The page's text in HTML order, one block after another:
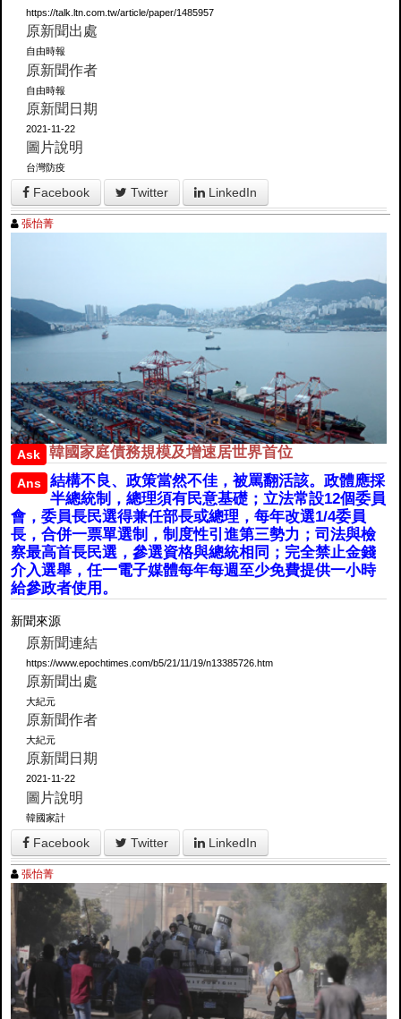
https://talk.ltn.com.tw/article/paper/1485957
原新聞出處
自由時報
原新聞作者
自由時報
原新聞日期
2021-11-22
圖片說明
台灣防疫
Facebook Twitter LinkedIn
張怡菁
Ask 韓國家庭債務規模及增速居世界首位
Ans
結構不良、政策當然不佳，被罵翻活該。政體應採
半總統制，總理須有民意基礎；立法常設12個委員
會，委員長民選得兼任部長或總理，每年改選1/4委員
長，合併一票單選制，制度性引進第三勢力；司法與檢
察最高首長民選，參選資格與總統相同；完全禁止金錢
介入選舉，任一電子媒體每年每週至少免費提供一小時
給參政者使用。
新聞來源
原新聞連結
https://www.epochtimes.com/b5/21/11/19/n13385726.htm
原新聞出處
大紀元
原新聞作者
大紀元
原新聞日期
2021-11-22
圖片說明
韓國家計
Facebook Twitter LinkedIn
張怡菁